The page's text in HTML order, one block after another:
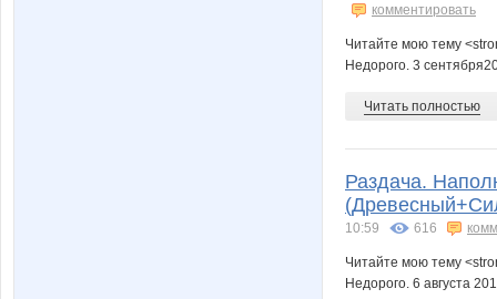
комментировать
Читайте мою тему
Недорого. 3
Читать полностью
Раздача.
10:59 616
Читайте мою тему
Недорого. 6 августа